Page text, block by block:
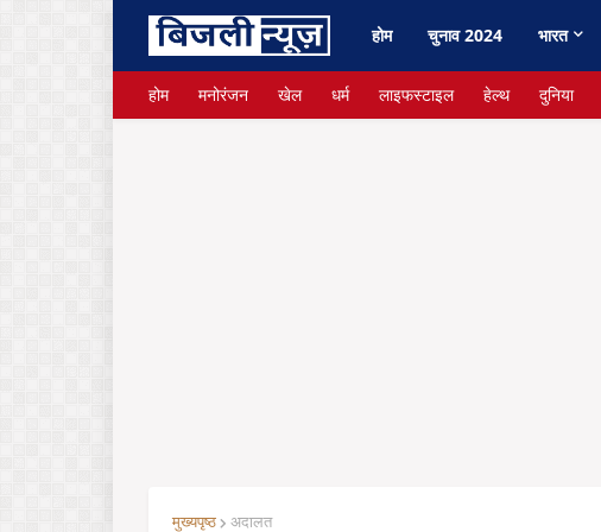
होम चुनाव 2024 भारत
होम मनोरंजन खेल धर्म लाइफस्टाइल हेल्थ दुनिया
मुख्यपृष्ठ अदालत